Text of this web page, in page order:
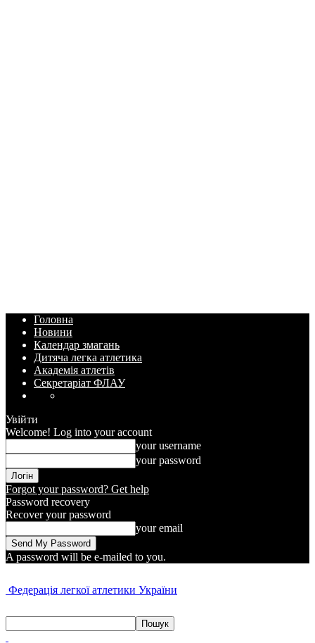
Головна
Новини
Календар змагань
Дитяча легка атлетика
Академія атлетів
Секретаріат ФЛАУ
Увійти
Welcome! Log into your account
your username
your password
Forgot your password? Get help
Password recovery
Recover your password
your email
A password will be e-mailed to you.
Федерація легкої атлетики України